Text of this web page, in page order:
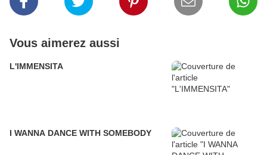
Vous aimerez aussi
L'IMMENSITA
I WANNA DANCE WITH SOMEBODY